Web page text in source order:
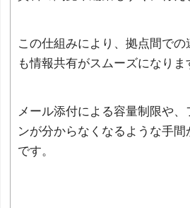
この仕組みにより、拠点間で
も情報共有がスムーズになりま
メール添付による容量制限や、
ンが分からなくなるような手
です。